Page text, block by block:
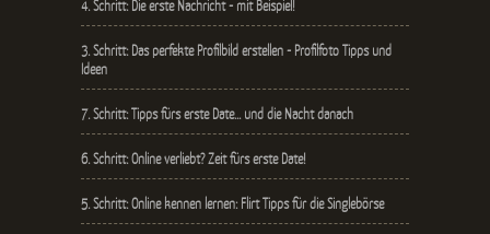
4. Schritt: Die erste Nachricht - mit Beispiel!
3. Schritt: Das perfekte Profilbild erstellen - Profilfoto Tipps und
Ideen
7. Schritt: Tipps fürs erste Date… und die Nacht danach
6. Schritt: Online verliebt? Zeit fürs erste Date!
5. Schritt: Online kennen lernen: Flirt Tipps für die Singlebörse